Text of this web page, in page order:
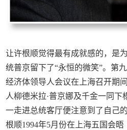
让许根顺觉得最有成就感的，是
统普京留下了“永恒的微笑”。第
经济体领导人会议在上海召开期
人柳德米拉·普京娜及千金一同下
一走进总统客厅便注意到了自己
根顺1994年5月份在上海五国会